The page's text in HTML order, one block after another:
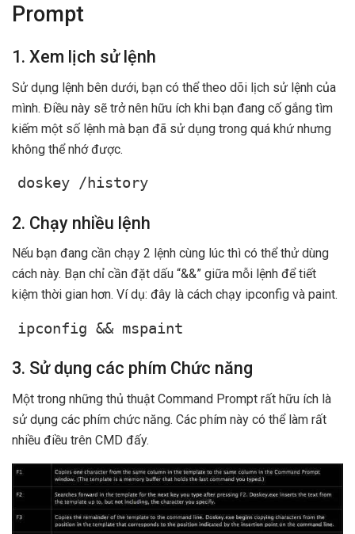
Prompt
1. Xem lịch sử lệnh
Sử dụng lệnh bên dưới, bạn có thể theo dõi lịch sử lệnh của
mình. Điều này sẽ trở nên hữu ích khi bạn đang cố gắng tìm
kiếm một số lệnh mà bạn đã sử dụng trong quá khứ nhưng
không thể nhớ được.
doskey /history
2. Chạy nhiều lệnh
Nếu bạn đang cần chạy 2 lệnh cùng lúc thì có thể thử dùng
cách này. Bạn chỉ cần đặt dấu “&&” giữa mỗi lệnh để tiết
kiệm thời gian hơn. Ví dụ: đây là cách chạy ipconfig và paint.
ipconfig && mspaint
3. Sử dụng các phím Chức năng
Một trong những thủ thuật Command Prompt rất hữu ích là
sử dụng các phím chức năng. Các phím này có thể làm rất
nhiều điều trên CMD đấy.